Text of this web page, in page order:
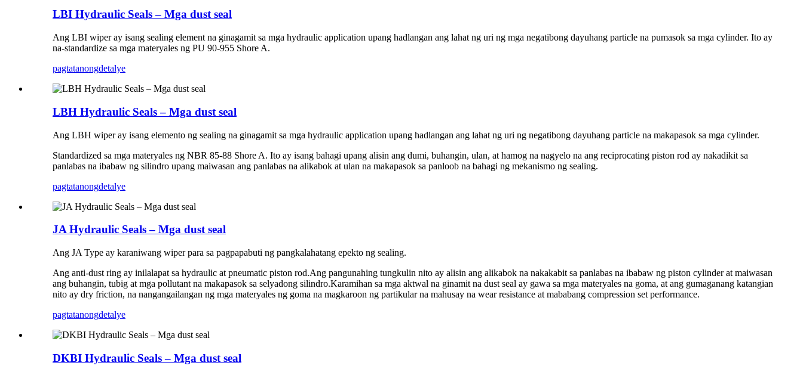
LBI Hydraulic Seals – Mga dust seal
Ang LBI wiper ay isang sealing element na ginagamit sa mga hydraulic application upang hadlangan ang lahat ng uri ng mga negatibong dayuhang particle na pumasok sa mga cylinder. Ito ay
na-standardize sa mga materyales ng PU 90-955 Shore A.
pagtatanongdetalye
LBH Hydraulic Seals – Mga dust seal
Ang LBH wiper ay isang elemento ng sealing na ginagamit sa mga hydraulic application upang hadlangan ang lahat ng uri ng negatibong dayuhang particle na makapasok sa mga cylinder.
Standardized sa mga materyales ng NBR 85-88 Shore A. Ito ay isang bahagi upang alisin ang dumi, buhangin, ulan, at hamog na nagyelo na ang reciprocating piston rod ay nakadikit sa
panlabas na ibabaw ng silindro upang maiwasan ang panlabas na alikabok at ulan na makapasok sa panloob na bahagi ng mekanismo ng sealing.
pagtatanongdetalye
JA Hydraulic Seals – Mga dust seal
Ang JA Type ay karaniwang wiper para sa pagpapabuti ng pangkalahatang epekto ng sealing.
Ang anti-dust ring ay inilalapat sa hydraulic at pneumatic piston rod.Ang pangunahing tungkulin nito ay alisin ang alikabok na nakakabit sa panlabas na ibabaw ng piston cylinder at maiwasan
ang buhangin, tubig at mga pollutant na makapasok sa selyadong silindro.Karamihan sa mga aktwal na ginamit na dust seal ay gawa sa mga materyales na goma, at ang gumaganang katangian
nito ay dry friction, na nangangailangan ng mga materyales ng goma na magkaroon ng partikular na mahusay na wear resistance at mababang compression set performance.
pagtatanongdetalye
DKBI Hydraulic Seals – Mga dust seal